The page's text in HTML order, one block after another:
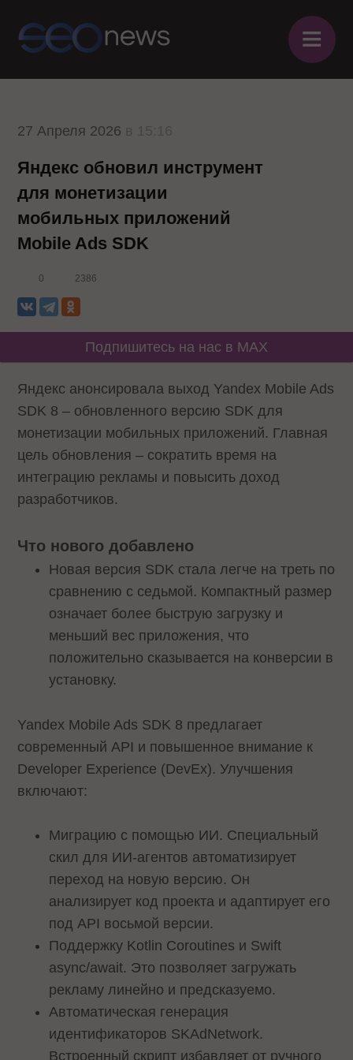
≡
27 Апреля 2026
Яндекс обновил инструмент
для монетизации
мобильных приложений
Mobile Ads SDK
0 2386
Подпишитесь на нас в MAX
Яндекс анонсировала выход Yandex Mobile Ads
SDK 8 – обновленного версию SDK для
монетизации мобильных приложений. Главная
цель обновления – сократить время на
интеграцию рекламы и повысить доход
разработчиков.
Что нового добавлено
Новая версия SDK стала легче на треть по
сравнению с седьмой. Компактный размер
означает более быструю загрузку и
меньший вес приложения, что
положительно сказывается на конверсии в
установку.
Yandex Mobile Ads SDK 8 предлагает
современный API и повышенное внимание к
Developer Experience (DevEx). Улучшения
включают:
Миграцию с помощью ИИ. Специальный
скил для ИИ-агентов автоматизирует
переход на новую версию. Он
анализирует код проекта и адаптирует его
под API восьмой версии.
Поддержку Kotlin Coroutines и Swift
async/await. Это позволяет загружать
рекламу линейно и предсказуемо.
Автоматическая генерация
идентификаторов SKAdNetwork.
Встроенный скрипт избавляет от ручного